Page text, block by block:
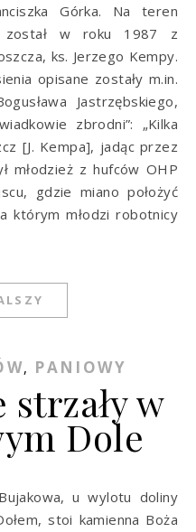
Górka. Na teren
został w roku 1987 z
ks. Jerzego Kempy.
opisane zostały m.in.
Jastrzębskiego,
zbrodni”: „Kilka
[J. Kempa], jadąc przez
młodzież z hufców OHP
gdzie miano położyć
którym młodzi robotnicy
, PANIOWY
w
Dole
stoi kamienna Boża